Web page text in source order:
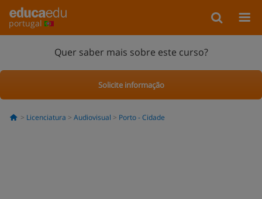
portugal
Quer saber mais sobre este curso?
Solicite informação
Licenciatura Audiovisual Porto - Cidade